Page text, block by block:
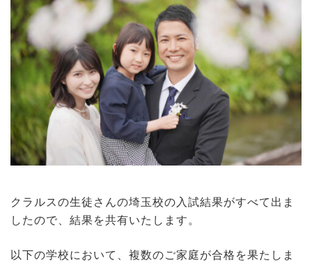
クラルスの生徒さんの埼玉校の入試結果がすべて出ま
したので、結果を共有いたします。
以下の学校において、複数のご家庭が合格を果たしま